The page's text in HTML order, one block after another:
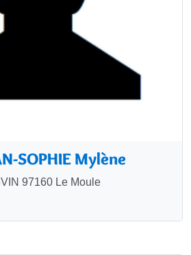
SOPHIE Mylène
97160 Le Moule